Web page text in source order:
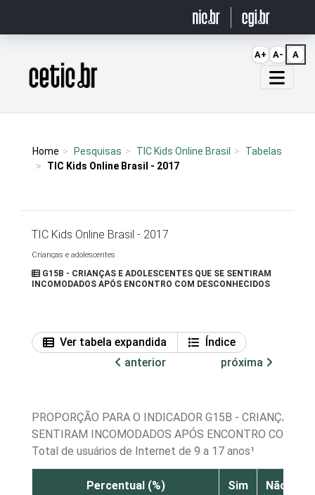
Página inicial
Home Pesquisas TIC Kids Online Brasil
Tabelas
TIC Kids Online Brasil - 2017
TIC Kids Online Brasil - 2017
Crianças e adolescentes
G15B - CRIANÇAS E ADOLESCENTES QUE SE SENTIRAM
INCOMODADOS APÓS ENCONTRO COM DESCONHECIDOS
Ver tabela expandida
Índice
anterior
próxima
PROPORÇÃO PARA O INDICADOR G15B - CRIANÇAS E
SENTIRAM INCOMODADOS APÓS ENCONTRO COM
Total de usuários de Internet de 9 a 17 anos¹
Percentual (%) Sim Não
A+ A- A